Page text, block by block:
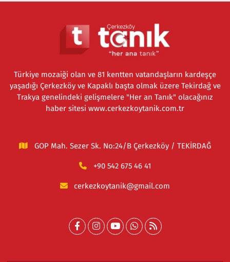
Türkiye mozaiği olan ve 81 kentten vatandaşların kardeşçe
yaşadığı Çerkezköy ve Kapaklı başta olmak üzere Tekirdağ ve
Trakya genelindeki gelişmelere "Her an Tanık" olacağınız
haber sitesi www.cerkezkoytanik.com.tr
GOP Mah. Sezer Sk. No:24/B Çerkezköy / TEKİRDAĞ
+90 542 675 46 41
cerkezkoytanik@gmail.com